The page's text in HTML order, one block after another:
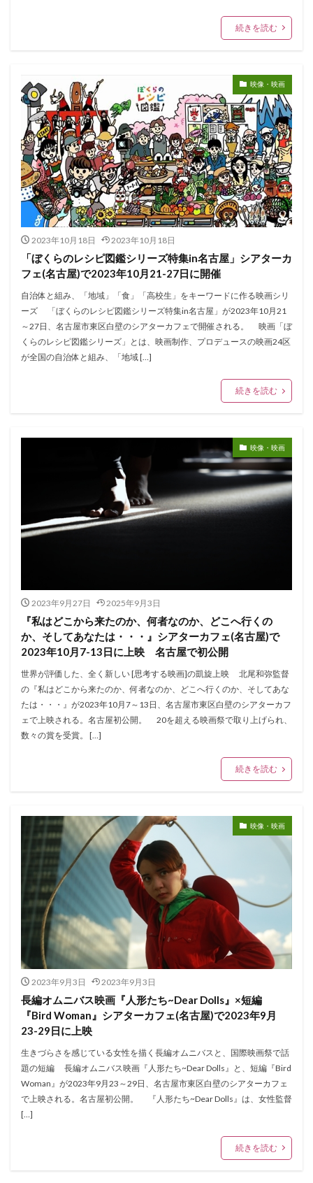
続きを読む
映像・映画
2023年10月18日 2023年10月18日
「ぼくらのレシピ図鑑シリーズ特集in名古屋」シアターカ
フェ(名古屋)で2023年10月21-27日に開催
自治体と組み、「地域」「食」「高校生」をキーワードに作る映画シリ
ーズ 「ぼくらのレシピ図鑑シリーズ特集in名古屋」が2023年10月21
～27日、名古屋市東区白壁のシアターカフェで開催される。 映画「ぼ
くらのレシピ図鑑シリーズ」とは、映画制作、プロデュースの映画24区
が全国の自治体と組み、「地域 […]
続きを読む
映像・映画
2023年9月27日 2025年9月3日
『私はどこから来たのか、何者なのか、どこへ行くの
か、そしてあなたは・・・』シアターカフェ(名古屋)で
2023年10月7-13日に上映 名古屋で初公開
世界が評価した、全く新しい [思考する映画]の凱旋上映 北尾和弥監督
の『私はどこから来たのか、何者なのか、どこへ行くのか、そしてあな
たは・・・』が2023年10月7～13日、名古屋市東区白壁のシアターカフ
ェで上映される。名古屋初公開。 20を超える映画祭で取り上げられ、
数々の賞を受賞。 […]
続きを読む
映像・映画
2023年9月3日 2023年9月3日
長編オムニバス映画『人形たち~Dear Dolls』×短編
『Bird Woman』シアターカフェ(名古屋)で2023年9月
23-29日に上映
生きづらさを感じている女性を描く長編オムニバスと、国際映画祭で話
題の短編 長編オムニバス映画『人形たち~Dear Dolls』と、短編『Bird
Woman』が2023年9月23～29日、名古屋市東区白壁のシアターカフェ
で上映される。名古屋初公開。 『人形たち~Dear Dolls』は、女性監督
[…]
続きを読む